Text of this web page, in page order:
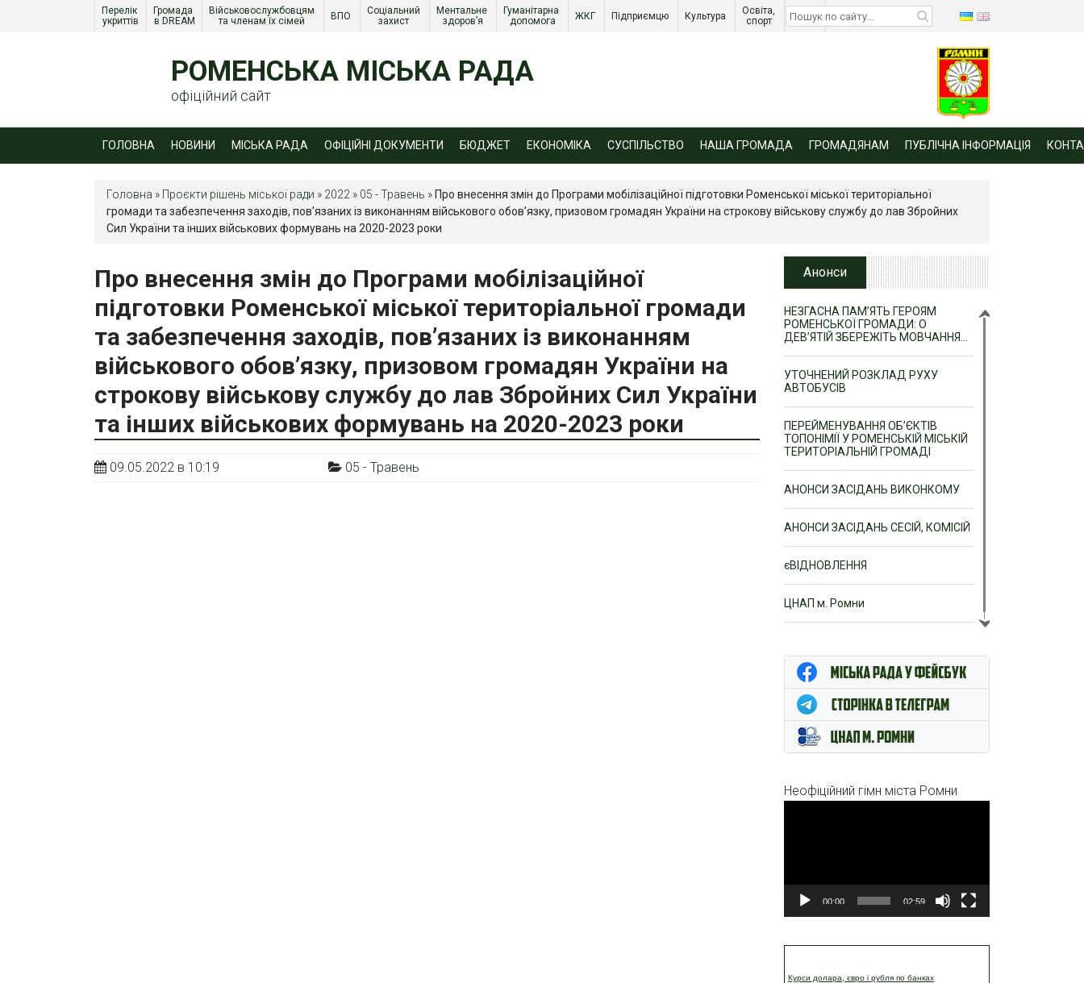
Перелік
укриттів
Громада
в DREAM
Військовослужбовцям
та членам їх сімей
ВПО
Соціальний
захист
Ментальне
здоров’я
Гуманітарна
допомога
ЖКГ Підприємцю Культура
Освіта,
спорт
Діти
війни
РОМЕНСЬКА МІСЬКА РАДА
офіційний сайт
ГОЛОВНА НОВИНИ МІСЬКА РАДА ОФІЦІЙНІ ДОКУМЕНТИ БЮДЖЕТ ЕКОНОМІКА СУСПІЛЬСТВО НАША ГРОМАДА ГРОМАДЯНАМ ПУБЛІЧНА ІНФОРМАЦІЯ
Головна » Проєкти рішень міської ради » 2022 » 05 - Травень » Про внесення змін до Програми мобілізаційної підготовки Роменської міської територіальної
громади та забезпечення заходів, пов’язаних із виконанням військового обов’язку, призовом громадян України на строкову військову службу до лав Збройних
Сил України та інших військових формувань на 2020-2023 роки
Про внесення змін до Програми мобілізаційної
підготовки Роменської міської територіальної громади
та забезпечення заходів, пов’язаних із виконанням
військового обов’язку, призовом громадян України на
строкову військову службу до лав Збройних Сил України
та інших військових формувань на 2020-2023 роки
09.05.2022 в 10:19 05 - Травень
Анонси
НЕЗГАСНА ПАМ’ЯТЬ ГЕРОЯМ
РОМЕНСЬКОЇ ГРОМАДИ: О
ДЕВ’ЯТІЙ ЗБЕРЕЖІТЬ МОВЧАННЯ…
УТОЧНЕНИЙ РОЗКЛАД РУХУ
АВТОБУСІВ
ПЕРЕЙМЕНУВАННЯ ОБ’ЄКТІВ
ТОПОНІМІЇ У РОМЕНСЬКІЙ МІСЬКІЙ
ТЕРИТОРІАЛЬНІЙ ГРОМАДІ
АНОНСИ ЗАСІДАНЬ ВИКОНКОМУ
АНОНСИ ЗАСІДАНЬ СЕСІЙ, КОМІСІЙ
єВІДНОВЛЕННЯ
ЦНАП м. Ромни
Неофіційний гімн міста Ромни
00:00 02:59
Курси долара, євро і рубля по банках